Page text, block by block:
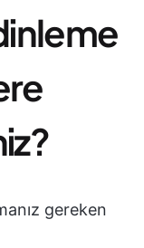
gereken